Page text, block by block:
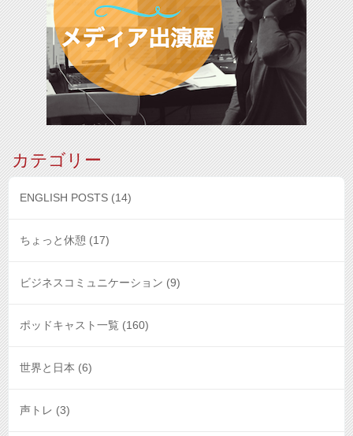
カテゴリー
ENGLISH POSTS (14)
ちょっと休憩 (17)
ビジネスコミュニケーション (9)
ポッドキャスト一覧 (160)
世界と日本 (6)
声トレ (3)